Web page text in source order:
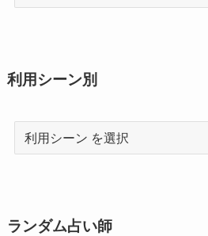
術
利用シーン別
利
用
ン
ランダム占い師